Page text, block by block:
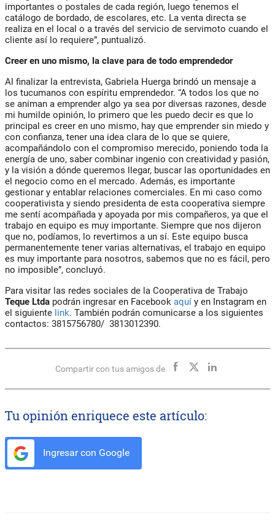
importantes o postales de cada región, luego tenemos el
catálogo de bordado, de escolares, etc. La venta directa se
realiza en el local o a través del servicio de servimoto cuando el
cliente así lo requiere”, puntualizó.
Creer en uno mismo, la clave para de todo emprendedor
Al finalizar la entrevista, Gabriela Huerga brindó un mensaje a
los tucumanos con espíritu emprendedor. “A todos los que no
se animan a emprender algo ya sea por diversas razones, desde
mi humilde opinión, lo primero que les puedo decir es que lo
principal es creer en uno mismo, hay que emprender sin miedo y
con confianza, tener una idea clara de lo que se quiere,
acompañándolo con el compromiso merecido, poniendo toda la
energía de uno, saber combinar ingenio con creatividad y pasión,
y la visión a dónde queremos llegar, buscar las oportunidades en
el negocio como en el mercado. Además, es importante
gestionar y entablar relaciones comerciales. En mi caso como
cooperativista y siendo presidenta de esta cooperativa siempre
me sentí acompañada y apoyada por mis compañeros, ya que el
trabajo en equipo es muy importante. Siempre que nos dijeron
que no, podíamos, lo revertimos a un sí. Este equipo busca
permanentemente tener varias alternativas, el trabajo en equipo
es muy importante para nosotros, sabemos que no es fácil, pero
no imposible”, concluyó.
Para visitar las redes sociales de la Cooperativa de Trabajo
Teque Ltda podrán ingresar en Facebook aquí y en Instagram en
el siguiente link. También podrán comunicarse a los siguientes
contactos: 3815756780/ 3813012390.
Compartir con tus amigos de
Tu opinión enriquece este artículo:
Ingresar con Google